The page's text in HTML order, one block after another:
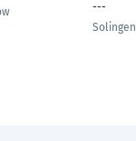
---
Solingen